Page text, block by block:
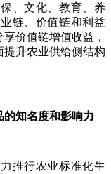
、文化、教育、养
链、价值链和利益
价值链增值收益，
升农业供给侧结构
知名度和影响力
推行农业标准化生